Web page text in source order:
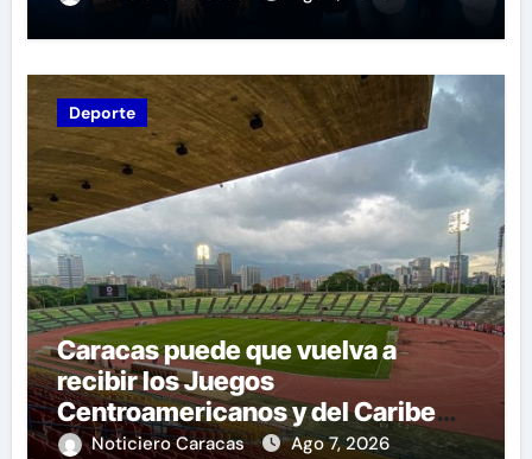
Deporte
Caracas puede que vuelva a
recibir los Juegos
Centroamericanos y del Caribe
tras mas de 70 años
Noticiero Caracas Ago 7, 2026